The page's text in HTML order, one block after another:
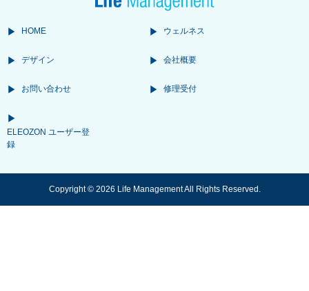
HOME ウェルネス
デザイン 会社概要
お問い合わせ 修理受付
ELEOZON ユーザー登
録
Copyright © 2026 Life Management All Rights Reserved.